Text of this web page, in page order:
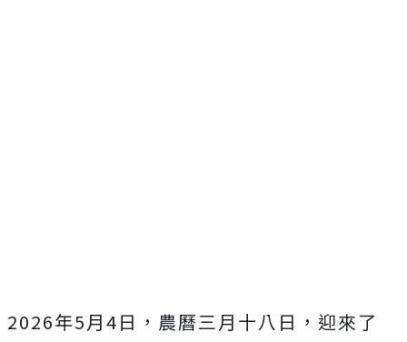
2026年5月4日，農曆三月十八日，迎來了